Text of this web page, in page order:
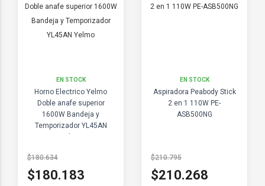
EN STOCK
Horno Electrico Yelmo
Doble anafe superior
1600W Bandeja y
Temporizador YL45AN
$180.634
$180.183
EN STOCK
Aspiradora Peabody Stick
2 en 1 110W PE-
ASB500NG
$210.795
$210.268